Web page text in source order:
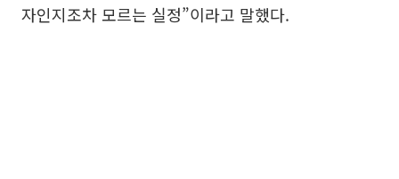
자인지조차 모르는 실정”이라고 말했다.